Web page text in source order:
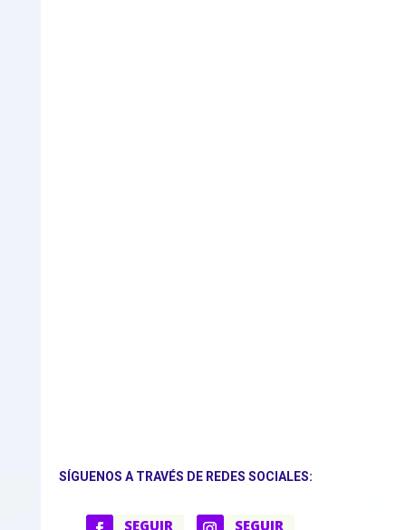
SÍGUENOS A TRAVÉS DE REDES SOCIALES:
SEGUIR SEGUIR